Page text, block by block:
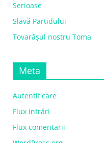
Serioase
Slavă Partidului
Tovarășul nostru Toma
Meta
Autentificare
Flux intrări
Flux comentarii